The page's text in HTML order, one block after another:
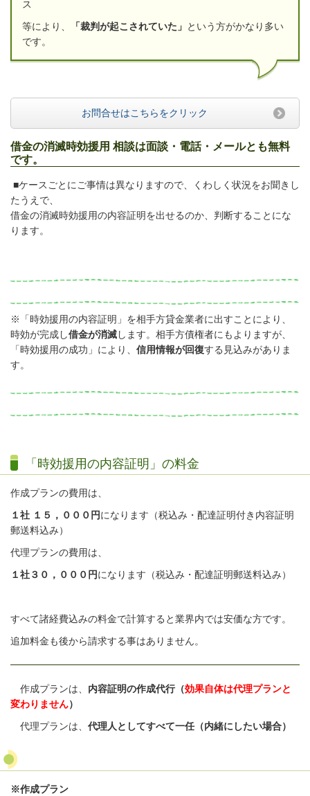
ス
等により、
「裁判が起こされていた」 という方がかなり多い
です。
お問合せはこちらをクリック
借金の消滅時効援用 相談は面談・電話・メールとも無料
です。
■ケースごとにご事情は異なりますので、くわしく状況をお聞きし
たうえで、
借金の消滅時効援用の内容証明を出せるのか、判断することにな
ります。
※「時効援用の内容証明」を相手方貸金業者に出すことにより、
時効が完成し借金が消滅します。相手方債権者にもよりますが、
「時効援用の成功」により、 信用情報が回復する見込みがありま
す。
「時効援用の内容証明」の料金
作成プランの費用は、
１社 １５，０００円になります（税込み・配達証明付き内容証明
郵送料込み）
代理プランの費用は、
１社３０，０００円になります（税込み・配達証明郵送料込み）
すべて諸経費込みの料金で計算すると業界内では安価な方です。
追加料金も後から請求する事はありません。
作成プランは、 内容証明の作成代行（効果自体は代理プランと
変わりません）
代理プランは、 代理人としてすべて一任（内緒にしたい場合）
※作成プラン